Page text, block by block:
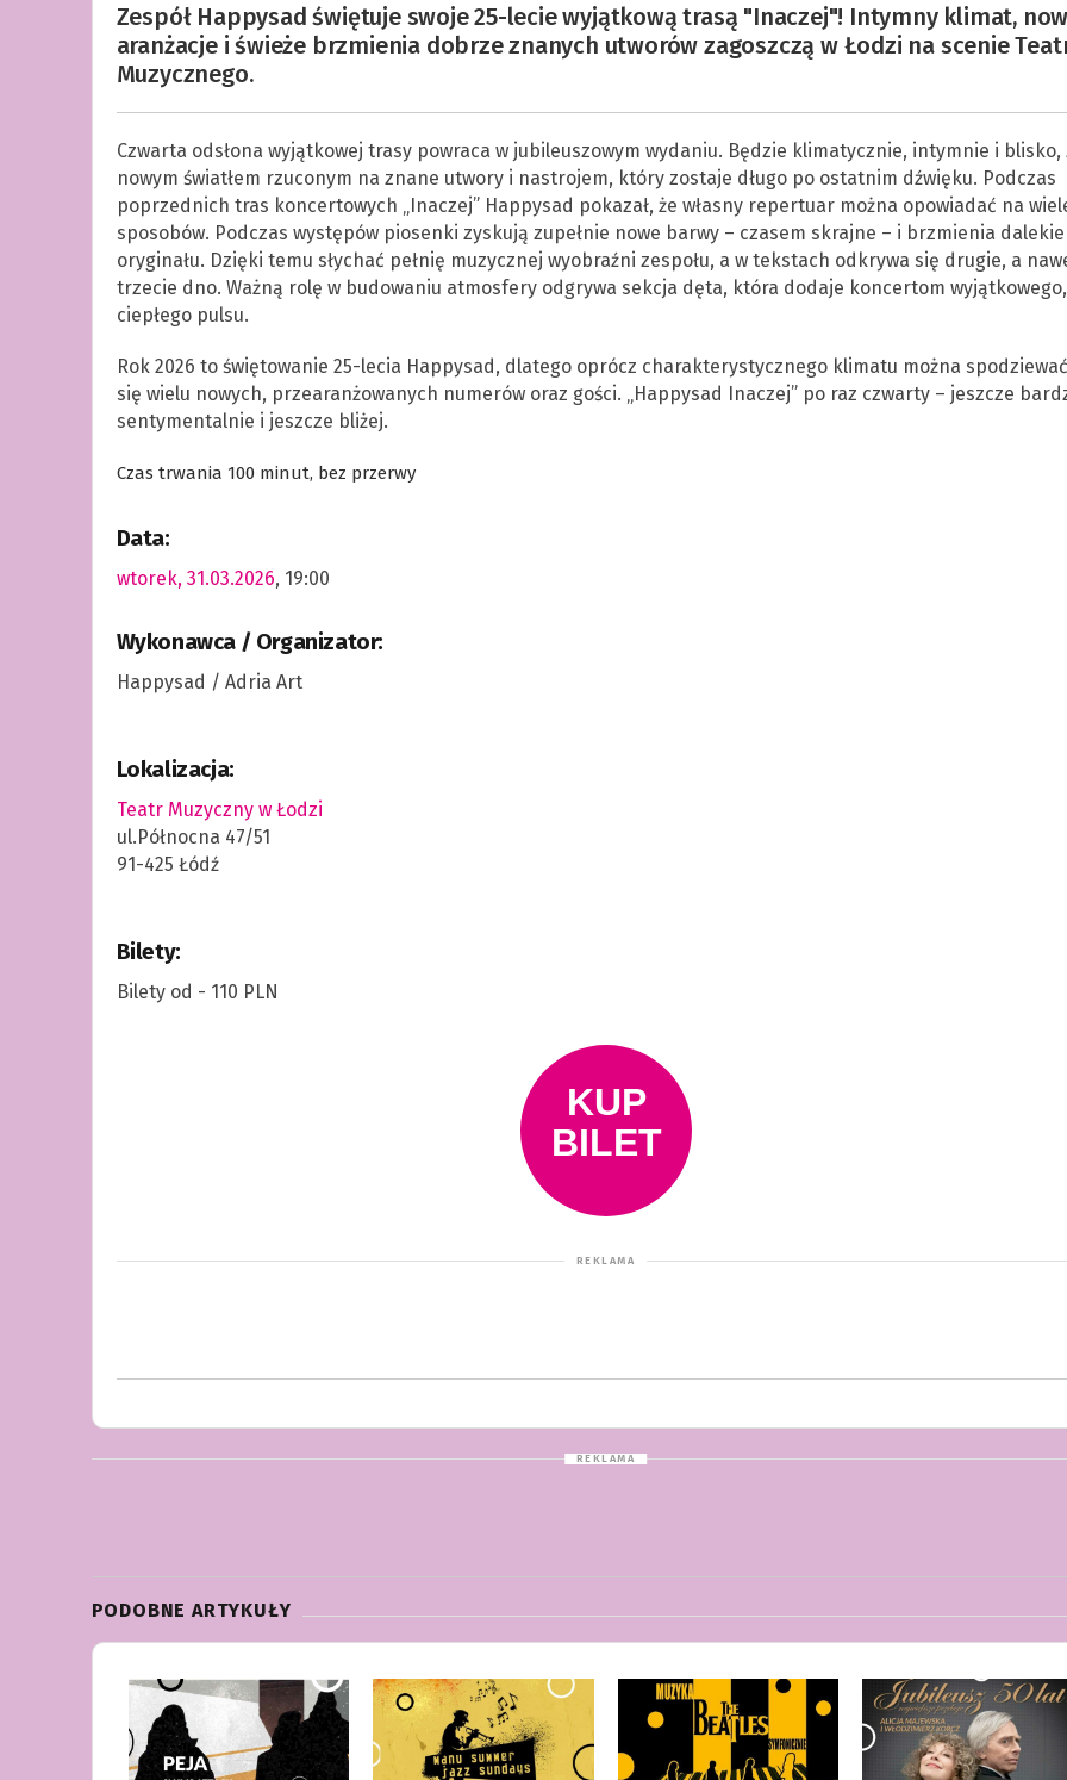
Zespół Happysad świętuje swoje 25-lecie wyjątkową trasą "Inaczej"! Intymny klimat,
aranżacje i świeże brzmienia dobrze znanych utworów zagoszczą w Łodzi na scenie
Muzycznego.
Czwarta odsłona wyjątkowej trasy powraca w jubileuszowym wydaniu. Będzie klimatycznie, intymnie i blisko,
nowym światłem rzuconym na znane utwory i nastrojem, który zostaje długo po ostatnim dźwięku. Podczas
poprzednich tras koncertowych „Inaczej” Happysad pokazał, że własny repertuar można opowiadać na
sposobów. Podczas występów piosenki zyskują zupełnie nowe barwy – czasem skrajne – i brzmienia
oryginału. Dzięki temu słychać pełnię muzycznej wyobraźni zespołu, a w tekstach odkrywa się drugie, a
trzecie dno. Ważną rolę w budowaniu atmosfery odgrywa sekcja dęta, która dodaje koncertom wyjątkowego,
ciepłego pulsu.
Rok 2026 to świętowanie 25-lecia Happysad, dlatego oprócz charakterystycznego klimatu można spodziewać
się wielu nowych, przearanżowanych numerów oraz gości. „Happysad Inaczej” po raz czwarty – jeszcze
sentymentalnie i jeszcze bliżej.
Czas trwania 100 minut, bez przerwy
Data:
wtorek, 31.03.2026, 19:00
Wykonawca / Organizator:
Happysad / Adria Art
Lokalizacja:
Teatr Muzyczny w Łodzi
ul.Północna 47/51
91-425 Łódź
Bilety:
Bilety od - 110 PLN
PODOBNE ARTYKUŁY